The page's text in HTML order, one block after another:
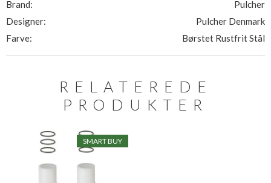
Brand:
Pulcher
Designer:
Pulcher Denmark
Farve:
Børstet Rustfrit Stål
RELATEREDE
PRODUKTER
SMART BUY